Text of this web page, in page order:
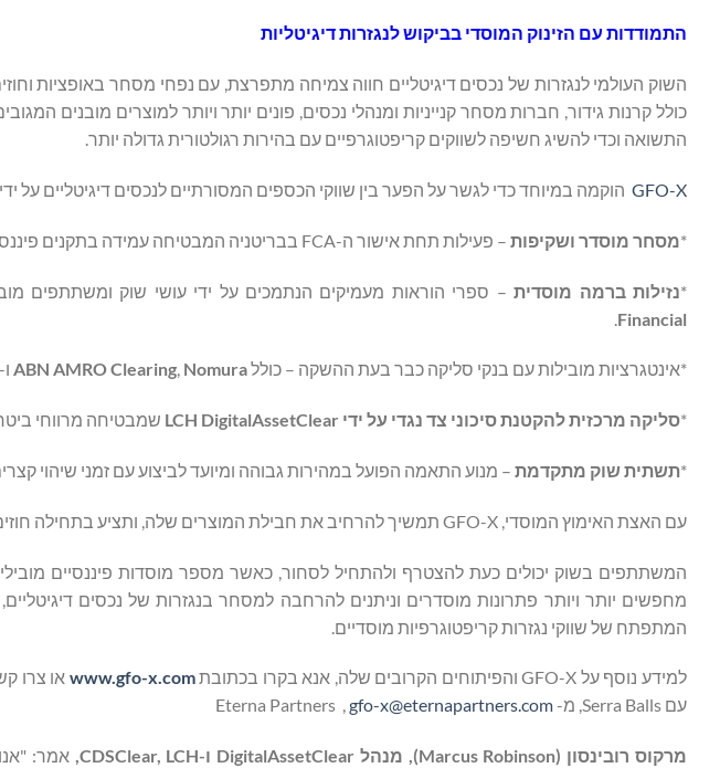
התמודדות עם הזינוק המוסדי בביקוש לנגזרות דיגיטליות
השוק העולמי לנגזרות של נכסים דיגיטליים חווה צמיחה מתפרצת, עם נפחי מסחר באופציות
כולל קרנות גידור, חברות מסחר קנייניות ומנהלי נכסים, פונים יותר ויותר למוצרים מובנים
התשואה וכדי להשיג חשיפה לשווקים קריפטוגרפיים עם בהירות רגולטורית גדולה יותר.
GFO-X הוקמה במיוחד כדי לגשר על הפער בין שווקי הכספים המסורתיים לנכסים דיגיטליים על
*מסחר מוסדר ושקיפות – פעילות תחת אישור ה-FCA בבריטניה המבטיחה עמידה בתקנים פיננסיים גלובליים.
*נזילות ברמה מוסדית– ספרי הוראות מעמיקים הנתמכים על ידי עושי שוק ומשתתפים
Financial
*אינטגרציות מובילות עם בנקי סליקה כבר בעת ההשקה – כולל ABN AMRO Clearing, Nomura ו-
*סליקה מרכזית להקטנת סיכוני צד נגדי על ידי LCH DigitalAssetClear שמבטיחה מרווחי
*תשתית שוק מתקדמת – מנוע התאמה הפועל במהירות גבוהה ומיועד לביצוע עם זמני שיהוי
עם האצת האימוץ המוסדי, GFO-X תמשיך להרחיב את חבילת המוצרים שלה, ותציע בתחילה חוזים עתידיים ואופציות על מדד ביטקוין.
המשתתפים בשוק יכולים כעת להצטרף ולהתחיל לסחור, כאשר מספר מוסדות פיננסיים
המתפתח של שווקי נגזרות קריפטוגרפיות מוסדיים.
למידע נוסף על GFO-X והפיתוחים הקרובים שלה, אנא בקרו בכתובת www.gfo-x.com או צרו
עם Serra Balls, מ- Eterna Partners ,
gfo-x@eternapartners.com
מרקוס רובינסון (Marcus Robinson
), מנהל DigitalAssetClear ו-CDSClear, LCH
,